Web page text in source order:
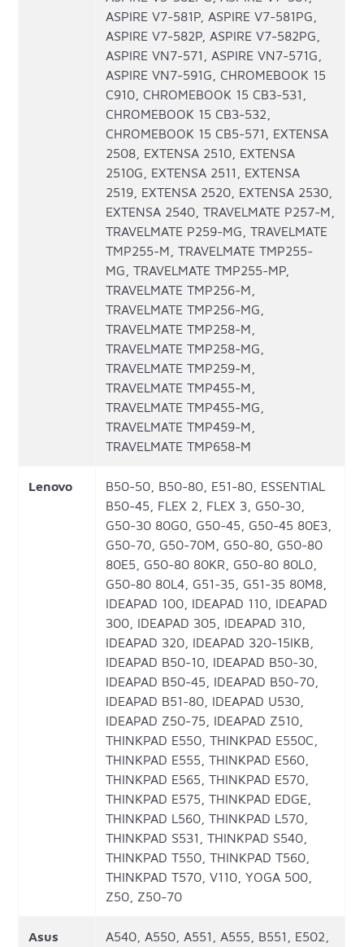
ASPIRE V7-581P, ASPIRE V7-581PG,
ASPIRE V7-582P, ASPIRE V7-582PG,
ASPIRE VN7-571, ASPIRE VN7-571G,
ASPIRE VN7-591G, CHROMEBOOK 15
C910, CHROMEBOOK 15 CB3-531,
CHROMEBOOK 15 CB3-532,
CHROMEBOOK 15 CB5-571, EXTENSA
2508, EXTENSA 2510, EXTENSA
2510G, EXTENSA 2511, EXTENSA
2519, EXTENSA 2520, EXTENSA 2530,
EXTENSA 2540, TRAVELMATE P257-M,
TRAVELMATE P259-MG, TRAVELMATE
TMP255-M, TRAVELMATE TMP255-
MG, TRAVELMATE TMP255-MP,
TRAVELMATE TMP256-M,
TRAVELMATE TMP256-MG,
TRAVELMATE TMP258-M,
TRAVELMATE TMP258-MG,
TRAVELMATE TMP259-M,
TRAVELMATE TMP455-M,
TRAVELMATE TMP455-MG,
TRAVELMATE TMP459-M,
TRAVELMATE TMP658-M
Lenovo
B50-50, B50-80, E51-80, ESSENTIAL
B50-45, FLEX 2, FLEX 3, G50-30,
G50-30 80G0, G50-45, G50-45 80E3,
G50-70, G50-70M, G50-80, G50-80
80E5, G50-80 80KR, G50-80 80L0,
G50-80 80L4, G51-35, G51-35 80M8,
IDEAPAD 100, IDEAPAD 110, IDEAPAD
300, IDEAPAD 305, IDEAPAD 310,
IDEAPAD 320, IDEAPAD 320-15IKB,
IDEAPAD B50-10, IDEAPAD B50-30,
IDEAPAD B50-45, IDEAPAD B50-70,
IDEAPAD B51-80, IDEAPAD U530,
IDEAPAD Z50-75, IDEAPAD Z510,
THINKPAD E550, THINKPAD E550C,
THINKPAD E555, THINKPAD E560,
THINKPAD E565, THINKPAD E570,
THINKPAD E575, THINKPAD EDGE,
THINKPAD L560, THINKPAD L570,
THINKPAD S531, THINKPAD S540,
THINKPAD T550, THINKPAD T560,
THINKPAD T570, V110, YOGA 500,
Z50, Z50-70
Asus
A540, A550, A551, A555, B551, E502,